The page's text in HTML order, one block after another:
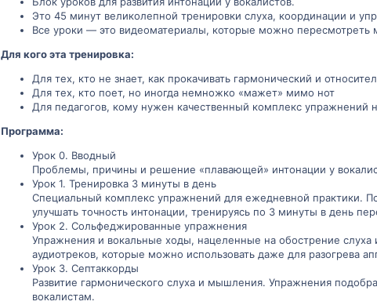
Это 45 минут великолепной тренировки слуха, координации и
Все уроки — это видеоматериалы, которые можно пересмотреть
Для кого эта тренировка:
Для тех, кто не знает, как прокачивать гармонический и
Для тех, кто поет, но иногда немножко «мажет» мимо нот
Для педагогов, кому нужен качественный комплекс упражнений
Программа:
Урок 0. Вводный
Проблемы, причины и решение «плавающей» интонации у
Урок 1. Тренировка 3 минуты в день
Специальный комплекс упражнений для ежедневной практики.
улучшать точность интонации, тренируясь по 3 минуты в день
Урок 2. Сольфеджированные упражнения
Упражнения и вокальные ходы, нацеленные на обострение
аудиотреков, которые можно использовать даже для разогрева
Урок 3. Септаккорды
Развитие гармонического слуха и мышления. Упражнения
вокалистам.